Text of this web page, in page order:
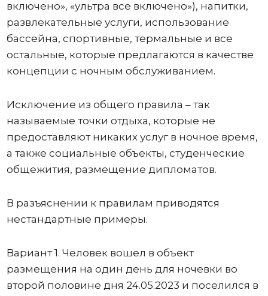
включено», «ультра все включено»), напитки,
развлекательные услуги, использование
бассейна, спортивные, термальные и все
остальные, которые предлагаются в качестве
концепции с ночным обслуживанием.
Исключение из общего правила – так
называемые точки отдыха, которые не
предоставляют никаких услуг в ночное время,
а также социальные объекты, студенческие
общежития, размещение дипломатов.
В разъяснении к правилам приводятся
нестандартные примеры.
Вариант 1. Человек вошел в объект
размещения на один день для ночевки во
второй половине дня 24.05.2023 и поселился в